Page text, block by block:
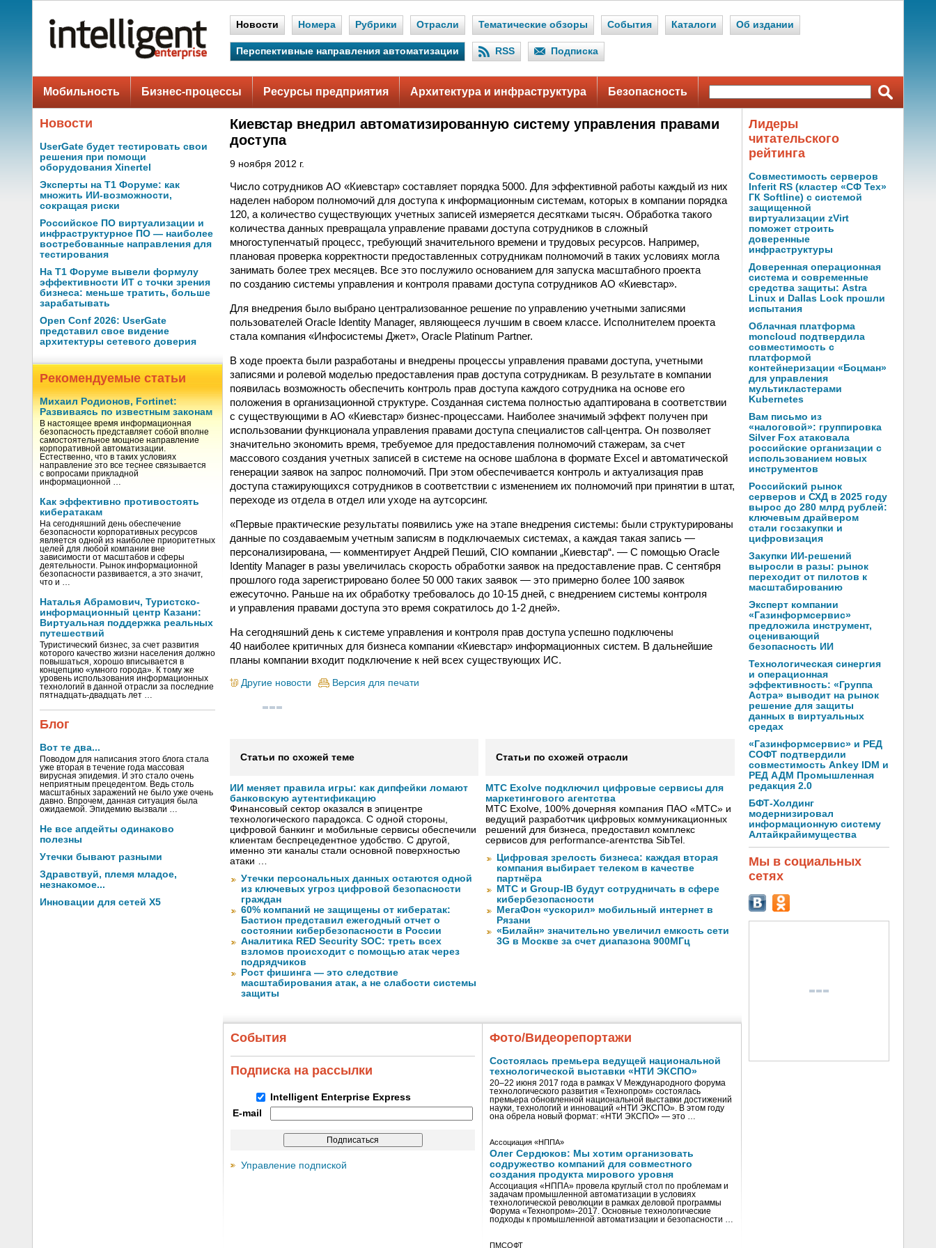
Новости Номера Рубрики Отрасли Тематические обзоры События Каталоги Об издании
Перспективные направления автоматизации RSS Подписка
Мобильность Бизнес-процессы Ресурсы предприятия Архитектура и инфраструктура Безопасность
Новости
UserGate будет тестировать свои
решения при помощи
оборудования Xinertel
Эксперты на Т1 Форуме: как
множить ИИ-возможности,
сокращая риски
Российское ПО виртуализации и
инфраструктурное ПО — наиболее
востребованные направления для
тестирования
На Т1 Форуме вывели формулу
эффективности ИТ с точки зрения
бизнеса: меньше тратить, больше
зарабатывать
Open Conf 2026: UserGate
представил свое видение
архитектуры сетевого доверия
Рекомендуемые статьи
Михаил Родионов, Fortinet:
Развиваясь по известным законам
В настоящее время информационная
безопасность представляет собой вполне
самостоятельное мощное направление
корпоративной автоматизации.
Естественно, что в таких условиях
направление это все теснее связывается
с вопросами прикладной
информационной …
Как эффективно противостоять
кибератакам
На сегодняшний день обеспечение
безопасности корпоративных ресурсов
является одной из наиболее приоритетных
целей для любой компании вне
зависимости от масштабов и сферы
деятельности. Рынок информационной
безопасности развивается, а это значит,
что и …
Наталья Абрамович, Туристско-
информационный центр Казани:
Виртуальная поддержка реальных
путешествий
Туристический бизнес, за счет развития
которого качество жизни населения должно
повышаться, хорошо вписывается в
концепцию «умного города». К тому же
уровень использования информационных
технологий в данной отрасли за последние
пятнадцать-двадцать лет …
Блог
Вот те два...
Поводом для написания этого блога стала
уже вторая в течение года массовая
вирусная эпидемия. И это стало очень
неприятным прецедентом. Ведь столь
масштабных заражений не было уже очень
давно. Впрочем, данная ситуация была
ожидаемой. Эпидемию вызвали …
Не все апдейты одинаково
полезны
Утечки бывают разными
Здравствуй, племя младое,
незнакомое...
Инновации для сетей X5
Киевстар внедрил автоматизированную систему управления правами
доступа
9 ноября 2012 г.
Число сотрудников АО «Киевстар» составляет порядка 5000. Для эффективной работы каждый из них
наделен набором полномочий для доступа к информационным системам, которых в компании порядка
120, а количество существующих учетных записей измеряется десятками тысяч. Обработка такого
количества данных превращала управление правами доступа сотрудников в сложный
многоступенчатый процесс, требующий значительного времени и трудовых ресурсов. Например,
плановая проверка корректности предоставленных сотрудникам полномочий в таких условиях могла
занимать более трех месяцев. Все это послужило основанием для запуска масштабного проекта
по созданию системы управления и контроля правами доступа сотрудников АО «Киевстар».
Для внедрения было выбрано централизованное решение по управлению учетными записями
пользователей Oracle Identity Manager, являющееся лучшим в своем классе. Исполнителем проекта
стала компания «Инфосистемы Джет», Oracle Platinum Partner.
В ходе проекта были разработаны и внедрены процессы управления правами доступа, учетными
записями и ролевой моделью предоставления прав доступа сотрудникам. В результате в компании
появилась возможность обеспечить контроль прав доступа каждого сотрудника на основе его
положения в организационной структуре. Созданная система полностью адаптирована в соответствии
с существующими в АО «Киевстар» бизнес-процессами. Наиболее значимый эффект получен при
использовании функционала управления правами доступа специалистов call-центра. Он позволяет
значительно экономить время, требуемое для предоставления полномочий стажерам, за счет
массового создания учетных записей в системе на основе шаблона в формате Excel и автоматической
генерации заявок на запрос полномочий. При этом обеспечивается контроль и актуализация прав
доступа стажирующихся сотрудников в соответствии с изменением их полномочий при принятии в штат,
переходе из отдела в отдел или уходе на аутсорсинг.
«Первые практические результаты появились уже на этапе внедрения системы: были структурированы
данные по создаваемым учетным записям в подключаемых системах, а каждая такая запись —
персонализирована, — комментирует Андрей Пеший, CIO компании „Киевстар“. — С помощью Oracle
Identity Manager в разы увеличилась скорость обработки заявок на предоставление прав. С сентября
прошлого года зарегистрировано более 50 000 таких заявок — это примерно более 100 заявок
ежесуточно. Раньше на их обработку требовалось до 10-15 дней, с внедрением системы контроля
и управления правами доступа это время сократилось до 1-2 дней».
На сегодняшний день к системе управления и контроля прав доступа успешно подключены
40 наиболее критичных для бизнеса компании «Киевстар» информационных систем. В дальнейшие
планы компании входит подключение к ней всех существующих ИС.
Другие новости Версия для печати
Статьи по схожей теме
ИИ меняет правила игры: как дипфейки ломают
банковскую аутентификацию
Финансовый сектор оказался в эпицентре
технологического парадокса. С одной стороны,
цифровой банкинг и мобильные сервисы обеспечили
клиентам беспрецедентное удобство. С другой,
именно эти каналы стали основной поверхностью
атаки …
Утечки персональных данных остаются одной
из ключевых угроз цифровой безопасности
граждан
60% компаний не защищены от кибератак:
Бастион представил ежегодный отчет о
состоянии кибербезопасности в России
Аналитика RED Security SOC: треть всех
взломов происходит с помощью атак через
подрядчиков
Рост фишинга — это следствие
масштабирования атак, а не слабости системы
защиты
Статьи по схожей отрасли
МТС Exolve подключил цифровые сервисы для
маркетингового агентства
МТС Exolve, 100% дочерняя компания ПАО «МТС» и
ведущий разработчик цифровых коммуникационных
решений для бизнеса, предоставил комплекс
сервисов для performance-агентства SibTel.
Цифровая зрелость бизнеса: каждая вторая
компания выбирает телеком в качестве
партнёра
МТС и Group-IB будут сотрудничать в сфере
кибербезопасности
МегаФон «ускорил» мобильный интернет в
Рязани
«Билайн» значительно увеличил емкость сети
3G в Москве за счет диапазона 900МГц
События
Подписка на рассылки
Intelligent Enterprise Express
E-mail
Управление подпиской
Фото/Видеорепортажи
Состоялась премьера ведущей национальной
технологической выставки «НТИ ЭКСПО»
20–22 июня 2017 года в рамках V Международного форума
технологического развития «Технопром» состоялась
премьера обновленной национальной выставки достижений
науки, технологий и инноваций «НТИ ЭКСПО». В этом году
она обрела новый формат: «НТИ ЭКСПО» — это …
Ассоциация «НППА»
Олег Сердюков: Мы хотим организовать
содружество компаний для совместного
создания продукта мирового уровня
Ассоциация «НППА» провела круглый стол по проблемам и
задачам промышленной автоматизации в условиях
технологической революции в рамках деловой программы
Форума «Технопром»-2017. Основные технологические
подходы к промышленной автоматизации и безопасности …
ПМСОФТ
Лидеры
читательского
рейтинга
Совместимость серверов
Inferit RS (кластер «СФ Тех»
ГК Softline) с системой
защищенной
виртуализации zVirt
поможет строить
доверенные
инфраструктуры
Доверенная операционная
система и современные
средства защиты: Astra
Linux и Dallas Lock прошли
испытания
Облачная платформа
moncloud подтвердила
совместимость с
платформой
контейнеризации «Боцман»
для управления
мультикластерами
Kubernetes
Вам письмо из
«налоговой»: группировка
Silver Fox атаковала
российские организации с
использованием новых
инструментов
Российский рынок
серверов и СХД в 2025 году
вырос до 280 млрд рублей:
ключевым драйвером
стали госзакупки и
цифровизация
Закупки ИИ-решений
выросли в разы: рынок
переходит от пилотов к
масштабированию
Эксперт компании
«Газинформсервис»
предложила инструмент,
оценивающий
безопасность ИИ
Технологическая синергия
и операционная
эффективность: «Группа
Астра» выводит на рынок
решение для защиты
данных в виртуальных
средах
«Газинформсервис» и РЕД
СОФТ подтвердили
совместимость Ankey IDM и
РЕД АДМ Промышленная
редакция 2.0
БФТ-Холдинг
модернизировал
информационную систему
Алтайкрайимущества
Мы в социальных
сетях